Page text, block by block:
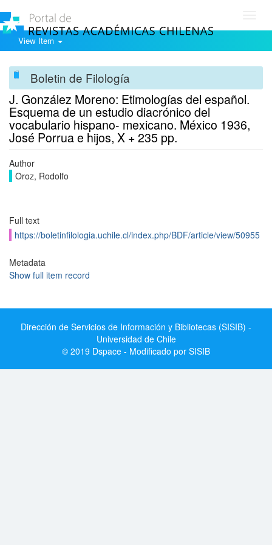
View Item
Boletin de Filología
J. González Moreno: Etimologías del español.
Esquema de un estudio diacrónico del
vocabulario hispano- mexicano. México 1936,
José Porrua e hijos, X + 235 pp.
Author
Oroz, Rodolfo
Full text
https://boletinfilologia.uchile.cl/index.php/BDF/article/view/50955
Metadata
Show full item record
Dirección de Servicios de Información y Bibliotecas (SISIB) -
Universidad de Chile
© 2019 Dspace - Modificado por SISIB